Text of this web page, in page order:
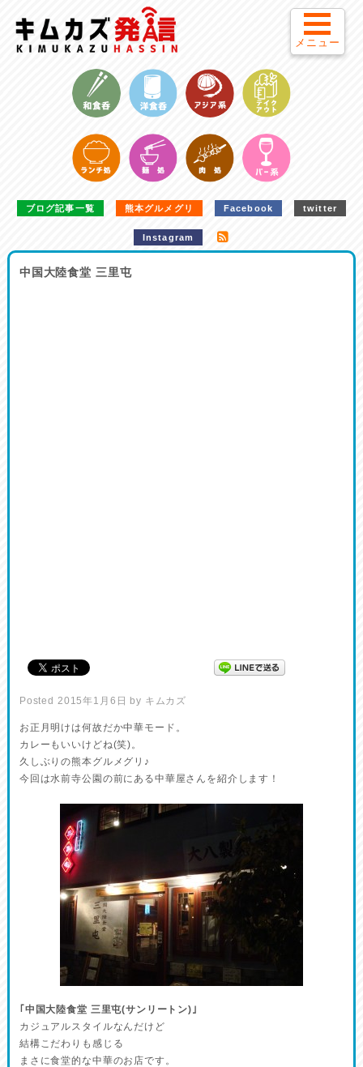
ブログ記事一覧 熊本グルメグリ Facebook twitter
Instagram
中国大陸食堂 三里屯
Posted 2015年1月6日 by キムカズ
お正月明けは何故だか中華モード。
カレーもいいけどね(笑)。
久しぶりの熊本グルメグリ♪
今回は水前寺公園の前にある中華屋さんを紹介します！
｢中国大陸食堂 三里屯(サンリートン)｣
カジュアルスタイルなんだけど
結構こだわりも感じる
まさに食堂的な中華のお店です。
メニュー